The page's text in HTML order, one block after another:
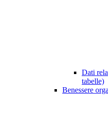
Dati
tabelle)
Benessere